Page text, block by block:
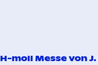
H-moll Messe von J.